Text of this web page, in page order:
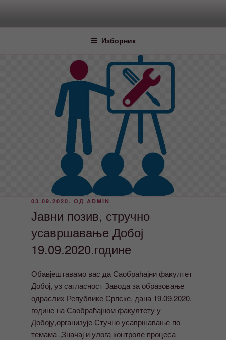
садржај
Изборник
ОБЈАВЉЕНО
03.09.2020. ОД ADMIN
Јавни позив, стручно
усавршавање Добој
19.09.2020.године
Обавјештавамо вас да Саобраћајни факултет
Добој, уз сагласност Завода за образовање
одраслих Републике Српске, дана 19.09.2020.
године на Саобраћајном факултету у
Добоју,организује Стучно усавршавање по
темама „Значај и улога контроле процеса